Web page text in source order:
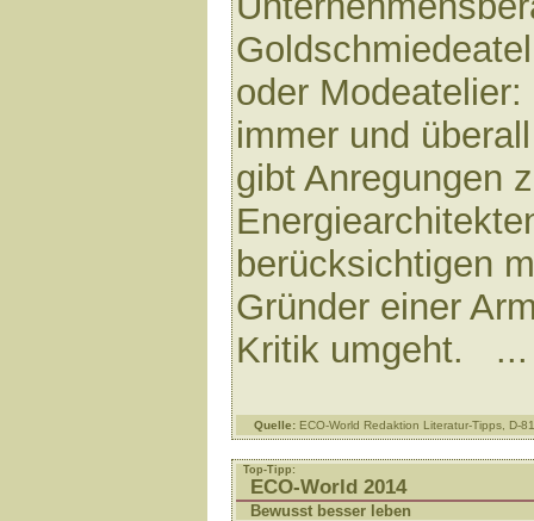
oder
immer und
gibt Anregungen
berücksichtigen
Gründer einer
Kritik umgeht.
Quelle: ECO-World Redaktion Literatur-Tipps, D-
Top-Tipp:
ECO-World 2014
Bewusst besser leben